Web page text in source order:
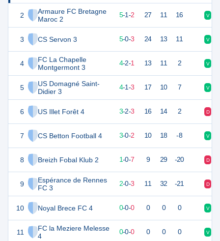
2
Armaure FC Bretagne
Maroc 2
3 CS Servon 3
4
FC La Chapelle
Montgermont 3
5
US Domagné Saint-
Didier 3
6 US Illet Forêt 4
7 CS Betton Football 4
8 Breizh Fobal Klub 2
9
Espérance de Rennes
FC 3
10 Noyal Brece FC 4
11
FC la Meziere Melesse
4
16 8 5-1-2 27 11 16 V
5-0-3 24 13 11 V
4-2-1 13 11 2 V
13 4-1-3 17 10 7 V
3-2-3 16 14 2 D
6 3-0-2 10 18 -8 V
3 1-0-7 9 29 -20 D
3 8 2-0-3 11 32 -21 D
0 0-0-0 0 0 0 V
0 0 0-0-0 0 0 0 V